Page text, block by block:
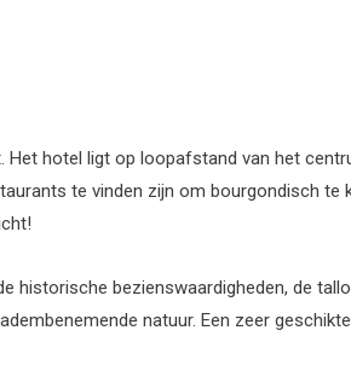
hotel ligt op loopafstand van het
te vinden zijn om bourgondisch te
historische bezienswaardigheden, de
natuur. Een zeer